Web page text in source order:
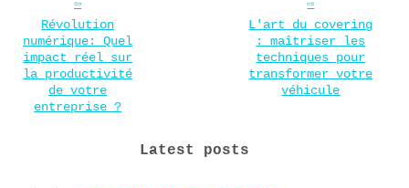
Révolution
numérique: Quel
impact réel sur
la productivité
de votre
entreprise ?
L'art du covering
: maîtriser les
techniques pour
transformer votre
véhicule
Latest posts